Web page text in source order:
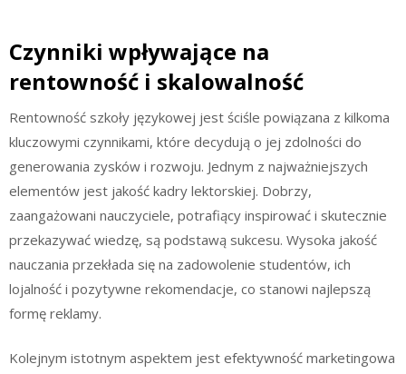
Czynniki wpływające na
rentowność i skalowalność
Rentowność szkoły językowej jest ściśle powiązana z kilkoma
kluczowymi czynnikami, które decydują o jej zdolności do
generowania zysków i rozwoju. Jednym z najważniejszych
elementów jest jakość kadry lektorskiej. Dobrzy,
zaangażowani nauczyciele, potrafiący inspirować i skutecznie
przekazywać wiedzę, są podstawą sukcesu. Wysoka jakość
nauczania przekłada się na zadowolenie studentów, ich
lojalność i pozytywne rekomendacje, co stanowi najlepszą
formę reklamy.
Kolejnym istotnym aspektem jest efektywność marketingowa